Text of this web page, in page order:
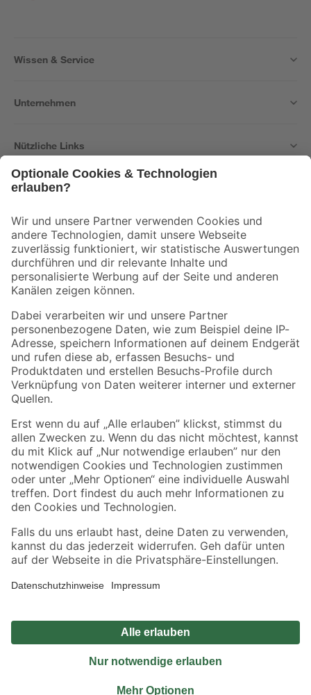
Wissen & Service
Unternehmen
Nützliche Links
Der toom Newsletter: Keine Angebote und Aktionen mehr verpassen!
Zur Newsletter Anmeldung
Folge uns
Zahlungsarten Versandarten
Sicher einkaufen
Jetzt die toom-App herunterladen
Alle Preisangaben in EUR inkl. gesetzl. MwSt.. Die dargestellten Angebote sind unter
Umständen nicht in allen Märkten verfügbar. Die angegebenen Verfügbarkeiten beziehen
Produkte nur solange der Vorrat reicht.
*Paketversand ab 59 € versandkostenfrei, gilt nicht für Artikel mit Speditionsversand, hier
Privatsphäre Impressum
Nutzungsbedingungen
Widerrufsrecht
Vertrag widerrufen
© 2026 toom Baumarkt GmbH